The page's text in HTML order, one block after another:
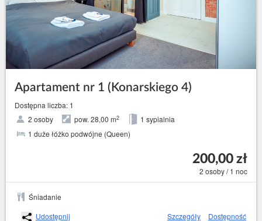
Apartament nr 1 (Konarskiego 4)
Dostępna liczba: 1
2 osoby
pow. 28,00 m2
1 sypialnia
1 duże łóżko podwójne (Queen)
200,00 zł
2 osoby / 1 noc
Śniadanie
Udostępnij
Szczegóły Dostępność